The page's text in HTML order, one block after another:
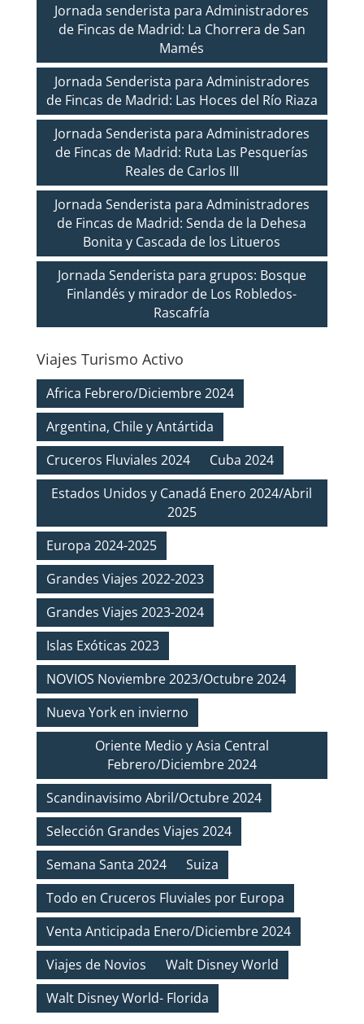
Jornada senderista para Administradores
de Fincas de Madrid: La Chorrera de San
Mamés
Jornada Senderista para Administradores
de Fincas de Madrid: Las Hoces del Río Riaza
Jornada Senderista para Administradores
de Fincas de Madrid: Ruta Las Pesquerías
Reales de Carlos III
Jornada Senderista para Administradores
de Fincas de Madrid: Senda de la Dehesa
Bonita y Cascada de los Litueros
Jornada Senderista para grupos: Bosque
Finlandés y mirador de Los Robledos-
Rascafría
Viajes Turismo Activo
Africa Febrero/Diciembre 2024
Argentina, Chile y Antártida
Cruceros Fluviales 2024
Cuba 2024
Estados Unidos y Canadá Enero 2024/Abril
2025
Europa 2024-2025
Grandes Viajes 2022-2023
Grandes Viajes 2023-2024
Islas Exóticas 2023
NOVIOS Noviembre 2023/Octubre 2024
Nueva York en invierno
Oriente Medio y Asia Central
Febrero/Diciembre 2024
Scandinavisimo Abril/Octubre 2024
Selección Grandes Viajes 2024
Semana Santa 2024
Suiza
Todo en Cruceros Fluviales por Europa
Venta Anticipada Enero/Diciembre 2024
Viajes de Novios
Walt Disney World
Walt Disney World- Florida